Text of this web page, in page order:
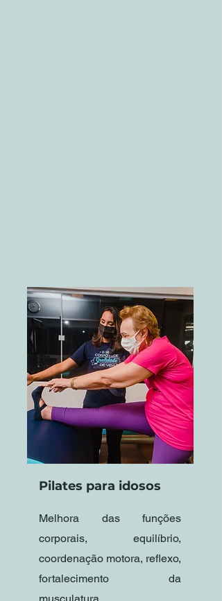
Pilates para idosos
Melhora das funções
corporais, equilíbrio,
coordenação motora, reflexo,
fortalecimento da